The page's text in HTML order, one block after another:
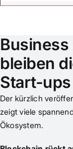
bleiben
Start-ups
Der kürzlich
zeigt viele
Ökosystem.